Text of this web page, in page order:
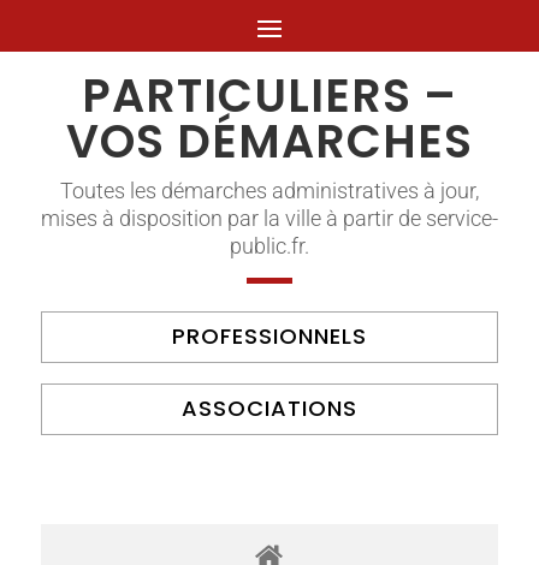
PARTICULIERS –
VOS DÉMARCHES
Toutes les démarches administratives à jour,
mises à disposition par la ville à partir de service-
public.fr.
PROFESSIONNELS
ASSOCIATIONS